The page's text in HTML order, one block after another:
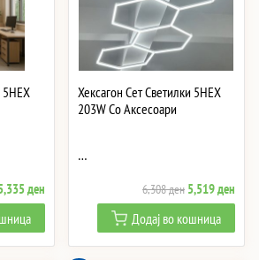
5HEX
ден.
денCurrent
price
is:
5,335 ден.
Хексагон Сет Светилки 5HEX
203W Со Аксесоари
…
6,308ден Original
price
was:
6,308 ден.
5,519ден
price
is:
Додај во кошница